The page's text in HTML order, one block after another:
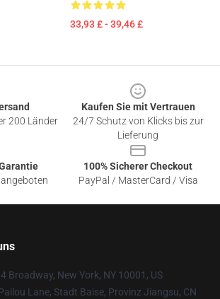
33,93 £ - 39,46 £
200 Länder
Kaufen Sie mit Vertrauen
24/7 Schutz von Klicks bis zur
Lieferung
100% Sicherer Checkout
PayPal / MasterCard / Visa
Broadway, New York, NY 10001, US
Lane, Stadt Baise, Provinz Jiangsu, CN